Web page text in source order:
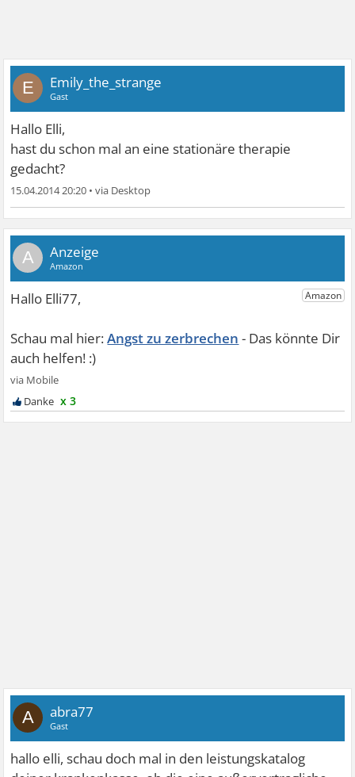
E Emily_the_strange
Gast
Hallo Elli,
hast du schon mal an eine stationäre therapie
gedacht?
15.04.2014 20:20 •
A
Angst zu zerbrechen
x 3
A abra77
Gast
hallo elli, schau doch mal in den leistungskatalog